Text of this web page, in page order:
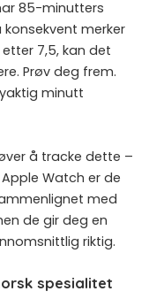
85-minutters
merker
7,5, kan det
Prøv deg frem.
minutt
å tracke dette –
Watch er de
med
de gir deg en
riktig.
spesialitet